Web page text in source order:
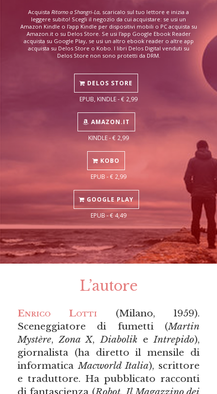
Acquista Ritorno a Shangri-La, scaricalo sul tuo lettore e inizia a
leggere subito! Scegli il negozio da cui acquistare: se usi un
Amazon Kindle o l'app Kindle per dispositivi mobili o PC acquista su
Amazon.it o su Delos Store. Se usi l'app Google Ebook Reader
acquista su Google Play, se usi un altro ebook reader o altre app
acquista su Delos Store o Kobo. I libri Delos Digital venduti su
Delos Store non sono protetti da DRM.
DELOS STORE
EPUB, KINDLE - € 2,99
AMAZON.IT
KINDLE - € 2,99
KOBO
EPUB - € 2,99
GOOGLE PLAY
EPUB - € 4,49
L’autore
Enrico Lotti (Milano, 1959).
Sceneggiatore di fumetti (Martin
Mystère,Zona X,Diabolik eIntrepido),
giornalista (ha diretto il mensile di
informaticaMacworld Italia), scrittore
e traduttore. Ha pubblicato racconti
di fantascienza (Robot,Il Magazzino dei